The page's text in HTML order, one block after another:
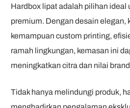
Hardbox lipat adalah pilihan ideal
premium. Dengan desain elegan,
kemampuan custom printing,
ramah lingkungan, kemasan ini
meningkatkan citra dan nilai
Tidak hanya melindungi produk,